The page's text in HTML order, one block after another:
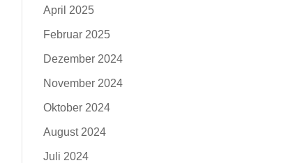
April 2025
Februar 2025
Dezember 2024
November 2024
Oktober 2024
August 2024
Juli 2024